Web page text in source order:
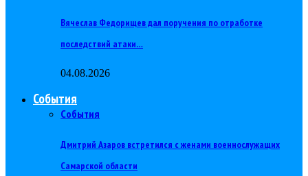
Вячеслав Федорищев дал поручения по отработке
последствий атаки…
04.08.2026
События
События
Дмитрий Азаров встретился с женами военнослужащих
Самарской области